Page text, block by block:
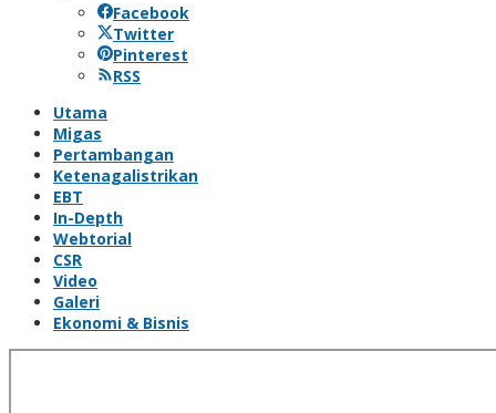
Facebook
Twitter
Pinterest
RSS
Utama
Migas
Pertambangan
Ketenagalistrikan
EBT
In-Depth
Webtorial
CSR
Video
Galeri
Ekonomi & Bisnis